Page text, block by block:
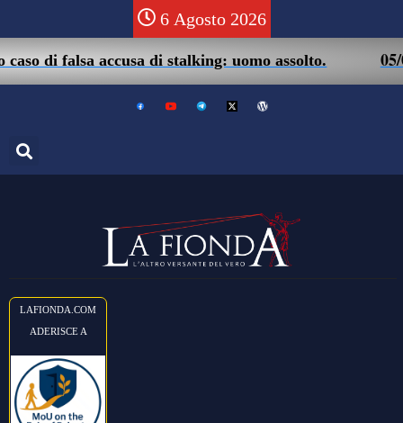
6 Agosto 2026
falsa accusa di stalking: uomo assolto. 05/08 –
LAFIONDA.COM
ADERISCE A